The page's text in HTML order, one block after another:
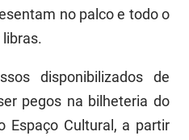
no palco e todo o
disponibilizados de
pegos na bilheteria do
Espaço Cultural, a partir